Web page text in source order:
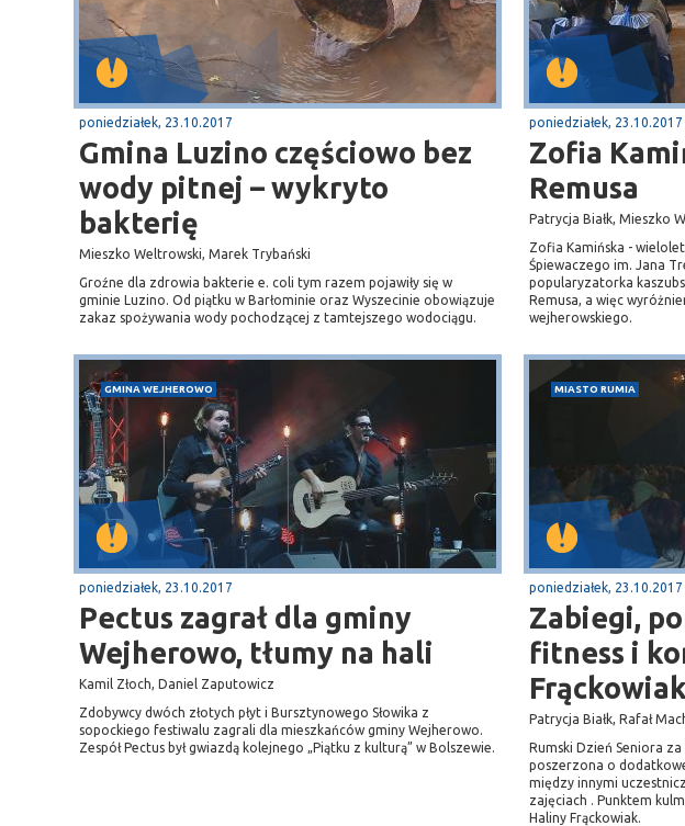
poniedziałek, 23.10.2017
Gmina Luzino częściowo bez
wody pitnej – wykryto
bakterię
Mieszko Weltrowski, Marek Trybański
Groźne dla zdrowia bakterie e. coli tym razem pojawiły się w
gminie Luzino. Od piątku w Barłominie oraz Wyszecinie obowiązuje
zakaz spożywania wody pochodzącej z tamtejszego wodociągu.
poniedziałek, 23.10.2017
Zofia
Remusa
Patrycja Białk, Mieszko
Zofia Kamińska -
Śpiewaczego im. Jana
popularyzatorka
Remusa, a więc
wejherowskiego.
GMINA WEJHEROWO
poniedziałek, 23.10.2017
Pectus zagrał dla gminy
Wejherowo, tłumy na hali
Kamil Złoch, Daniel Zaputowicz
Zdobywcy dwóch złotych płyt i Bursztynowego Słowika z
sopockiego festiwalu zagrali dla mieszkańców gminy Wejherowo.
Zespół Pectus był gwiazdą kolejnego „Piątku z kulturą” w Bolszewie.
MIASTO RUMIA
poniedziałek, 23.10.2017
Zabiegi,
fitness i
Patrycja Białk, Rafał
Rumski Dzień Seniora
poszerzona o
między innymi
zajęciach . Punktem
Haliny Frąckowiak.
Sopot Puck